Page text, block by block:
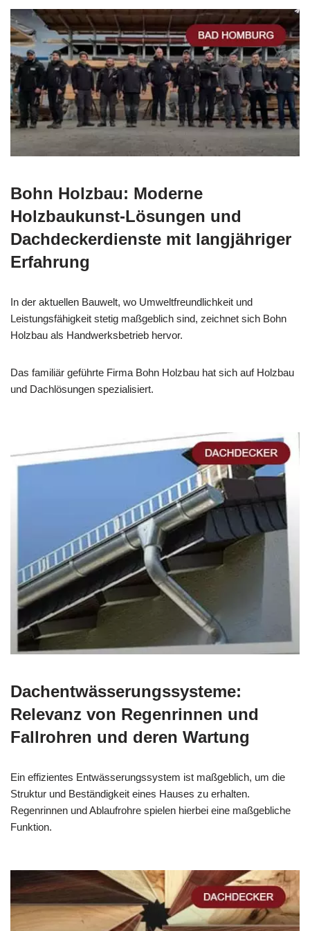
Bohn Holzbau: Moderne
Holzbaukunst-Lösungen und
Dachdeckerdienste mit langjähriger
Erfahrung
In der aktuellen Bauwelt, wo Umweltfreundlichkeit und
Leistungsfähigkeit stetig maßgeblich sind, zeichnet sich Bohn
Holzbau als Handwerksbetrieb hervor.
Das familiär geführte Firma Bohn Holzbau hat sich auf Holzbau
und Dachlösungen spezialisiert.
Dachentwässerungssysteme:
Relevanz von Regenrinnen und
Fallrohren und deren Wartung
Ein effizientes Entwässerungssystem ist maßgeblich, um die
Struktur und Beständigkeit eines Hauses zu erhalten.
Regenrinnen und Ablaufrohre spielen hierbei eine maßgebliche
Funktion.